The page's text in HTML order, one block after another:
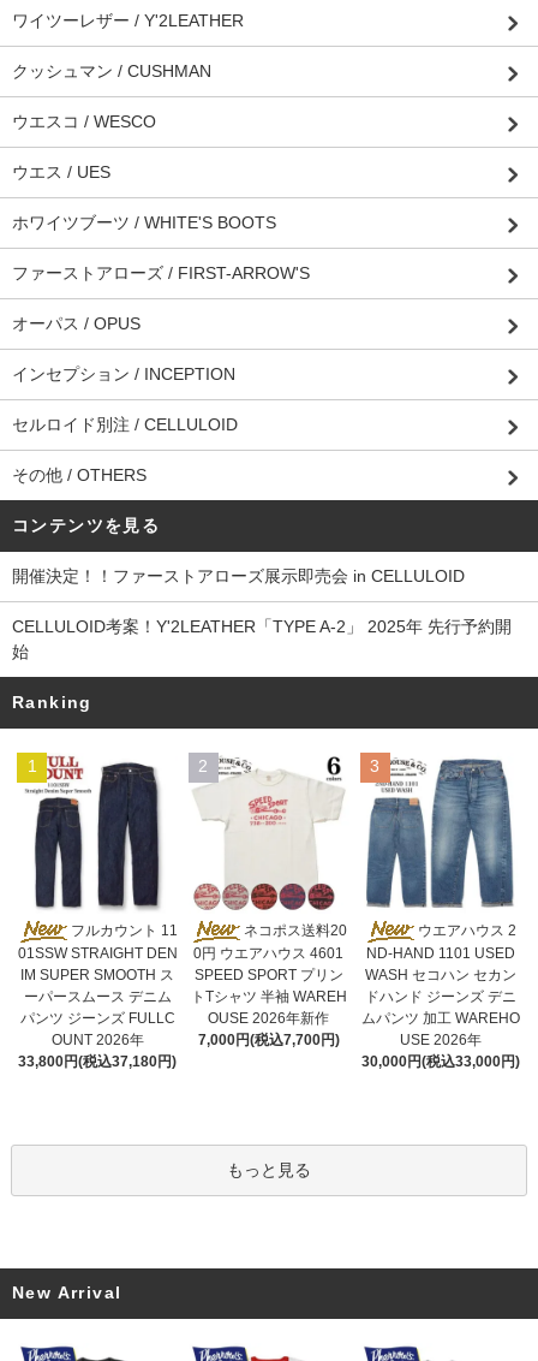
ワイツーレザー / Y'2LEATHER
クッシュマン / CUSHMAN
ウエスコ / WESCO
ウエス / UES
ホワイツブーツ / WHITE'S BOOTS
ファーストアローズ / FIRST-ARROW'S
オーパス / OPUS
インセプション / INCEPTION
セルロイド別注 / CELLULOID
その他 / OTHERS
コンテンツを見る
開催決定！！ファーストアローズ展示即売会 in CELLULOID
CELLULOID考案！Y'2LEATHER「TYPE A-2」 2025年 先行予約開
始
Ranking
1
フルカウント 11
01SSW STRAIGHT DEN
IM SUPER SMOOTH ス
ーパースムース デニム
パンツ ジーンズ FULLC
OUNT 2026年
33,800円(税込37,180円)
2
ネコポス送料20
0円 ウエアハウス 4601
SPEED SPORT プリン
トTシャツ 半袖 WAREH
OUSE 2026年新作
7,000円(税込7,700円)
3
ウエアハウス 2
ND-HAND 1101 USED
WASH セコハン セカン
ドハンド ジーンズ デニ
ムパンツ 加工 WAREHO
USE 2026年
30,000円(税込33,000円)
もっと見る
New Arrival